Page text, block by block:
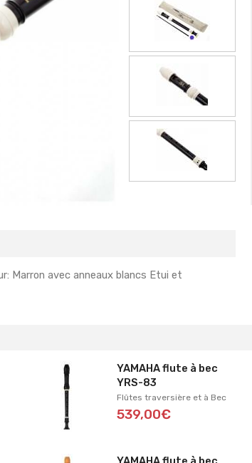
Marron avec anneaux blancs Etui et
YAMAHA flute à bec
YRS-83
Flûtes traversière et à Bec
539,00€